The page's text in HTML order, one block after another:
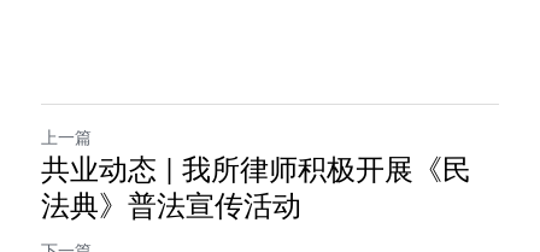
上一篇
共业动态 | 我所律师积极开展《民
法典》普法宣传活动